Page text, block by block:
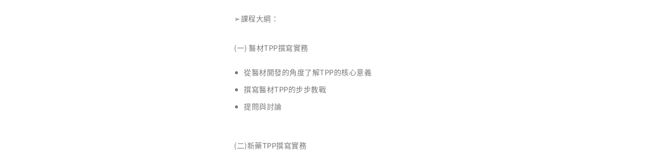
➢課程大綱：
(一) 醫材TPP撰寫實務
從醫材開發的角度了解TPP的核心意義
撰寫醫材TPP的步步教戰
提問與討論
(二)新藥TPP撰寫實務